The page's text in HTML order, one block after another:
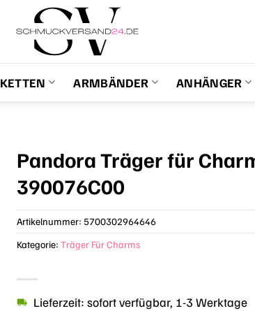
KETTEN ARMBÄNDER ANHÄNGER
Pandora Träger für
390076C00
Lieferzeit: sofort verfügbar, 1-3 Werktage
Artikelnummer: 5700302964646
Kategorie:Träger Für Charms